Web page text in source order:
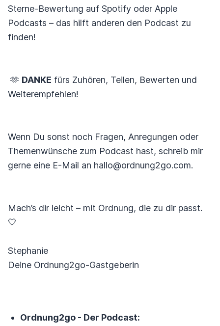
Sterne-Bewertung auf Spotify oder Apple
Podcasts – das hilft anderen den Podcast zu
finden!
🫶 DANKE fürs Zuhören, Teilen, Bewerten und
Weiterempfehlen!
Wenn Du sonst noch Fragen, Anregungen oder
Themenwünsche zum Podcast hast, schreib mir
gerne eine E-Mail an hallo@ordnung2go.com.
Mach’s dir leicht – mit Ordnung, die zu dir passt.
🤍
Stephanie
Deine Ordnung2go-Gastgeberin
Ordnung2go - Der Podcast: